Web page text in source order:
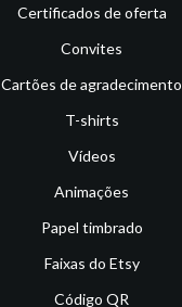
Certificados de oferta
Convites
Cartões de agradecimento
T-shirts
Vídeos
Animações
Papel timbrado
Faixas do Etsy
Código QR